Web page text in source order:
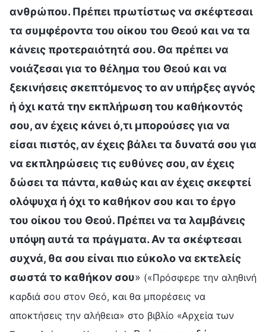
ανθρώπου. Πρέπει πρωτίστως να σκέφτεσαι
τα συμφέροντα του οίκου του Θεού και να τα
κάνεις προτεραιότητά σου. Θα πρέπει να
νοιάζεσαι για το θέλημα του Θεού και να
ξεκινήσεις σκεπτόμενος το αν υπήρξες αγνός
ή όχι κατά την εκπλήρωση του καθήκοντός
σου, αν έχεις κάνει ό,τι μπορούσες για να
είσαι πιστός, αν έχεις βάλει τα δυνατά σου για
να εκπληρώσεις τις ευθύνες σου, αν έχεις
δώσει τα πάντα, καθώς και αν έχεις σκεφτεί
ολόψυχα ή όχι το καθήκον σου και το έργο
του οίκου του Θεού. Πρέπει να τα λαμβάνεις
υπόψη αυτά τα πράγματα. Αν τα σκέφτεσαι
συχνά, θα σου είναι πιο εύκολο να εκτελείς
σωστά το καθήκον σου» («Πρόσφερε την αληθινή
καρδιά σου στον Θεό, και θα μπορέσεις να
αποκτήσεις την αλήθεια» στο βιβλίο «Αρχεία των